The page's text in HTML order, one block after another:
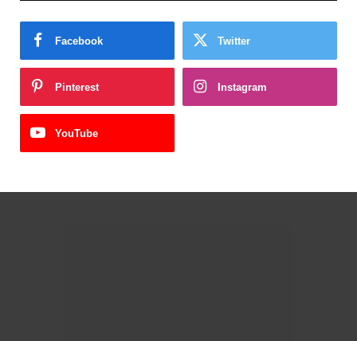
Facebook Twitter
Pinterest Instagram
YouTube